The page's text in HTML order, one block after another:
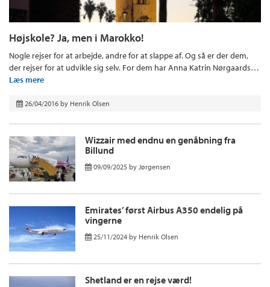
Højskole? Ja, men i Marokko!
Nogle rejser for at arbejde, andre for at slappe af. Og så er der dem,
der rejser for at udvikle sig selv. For dem har Anna Katrin Nørgaards…
Læs mere
26/04/2016 by Henrik Olsen
Wizzair med endnu en genåbning fra
Billund
09/09/2025 by Jørgensen
Emirates’ først Airbus A350 endelig på
vingerne
25/11/2024 by Henrik Olsen
Shetland er en rejse værd!